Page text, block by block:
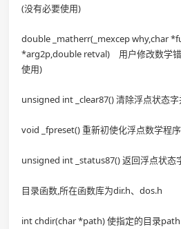
(没有必要使用)
double _matherr(_mexcep why,char
*arg2p,double retval) 用户修改数学
使用)
unsigned int _clear87() 清除浮点状态
void _fpreset() 重新初使化浮点数学程
unsigned int _status87() 返回浮点状态
目录函数,所在函数库为dir.h、dos.h
int chdir(char *path) 使指定的目录path